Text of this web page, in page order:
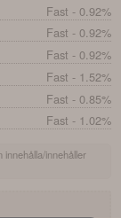
Fast - 0.92%
Fast - 0.92%
Fast - 0.92%
Fast - 1.52%
Fast - 0.85%
Fast - 1.02%
innehåller